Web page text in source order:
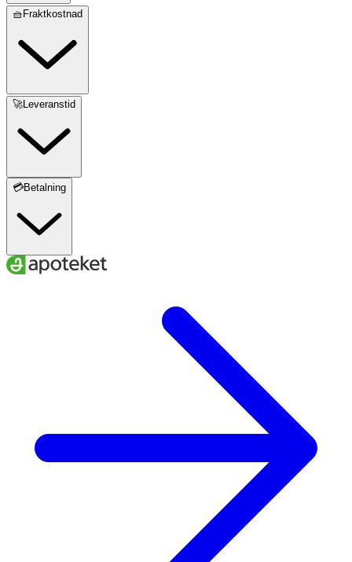
🧺Fraktkostnad
🚀Leveranstid
💳Betalning